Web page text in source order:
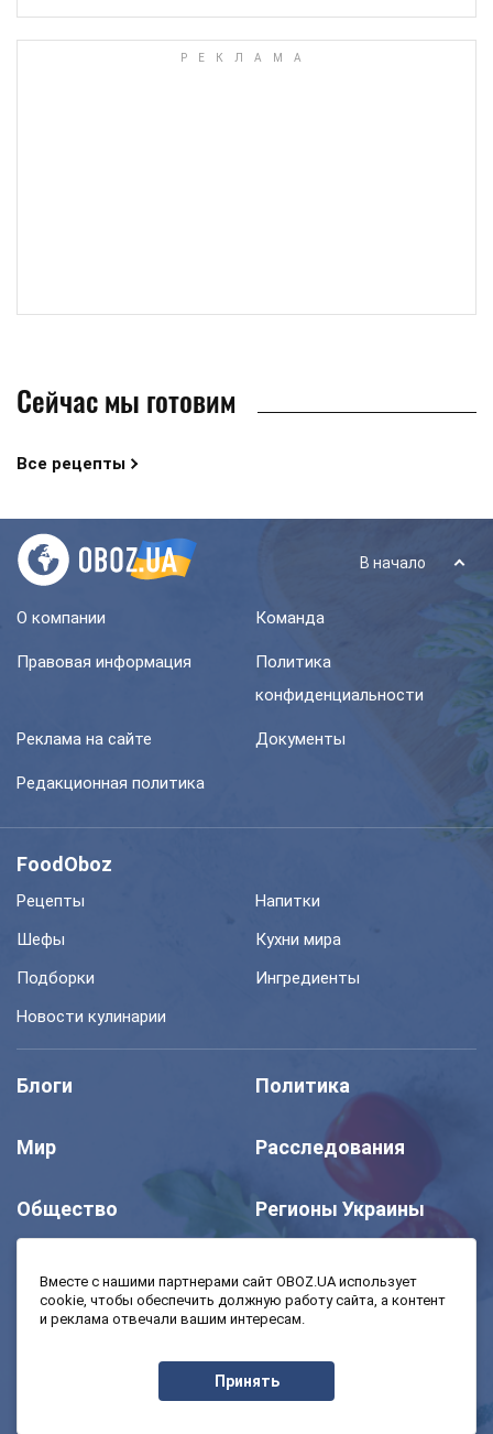
Сейчас мы готовим
Все рецепты
В начало
О компании Команда
Правовая информация
Политика
конфиденциальности
Реклама на сайте Документы
Редакционная политика
FoodOboz
Рецепты
Напитки
Шефы
Кухни мира
Подборки
Ингредиенты
Новости кулинарии
Блоги Политика
Мир Расследования
Общество Регионы Украины
Моя школа Авто
Экономика
Вместе с нашими партнерами сайт OBOZ.UA использует
cookie, чтобы обеспечить должную работу сайта, а контент
и реклама отвечали вашим интересам.
Принять